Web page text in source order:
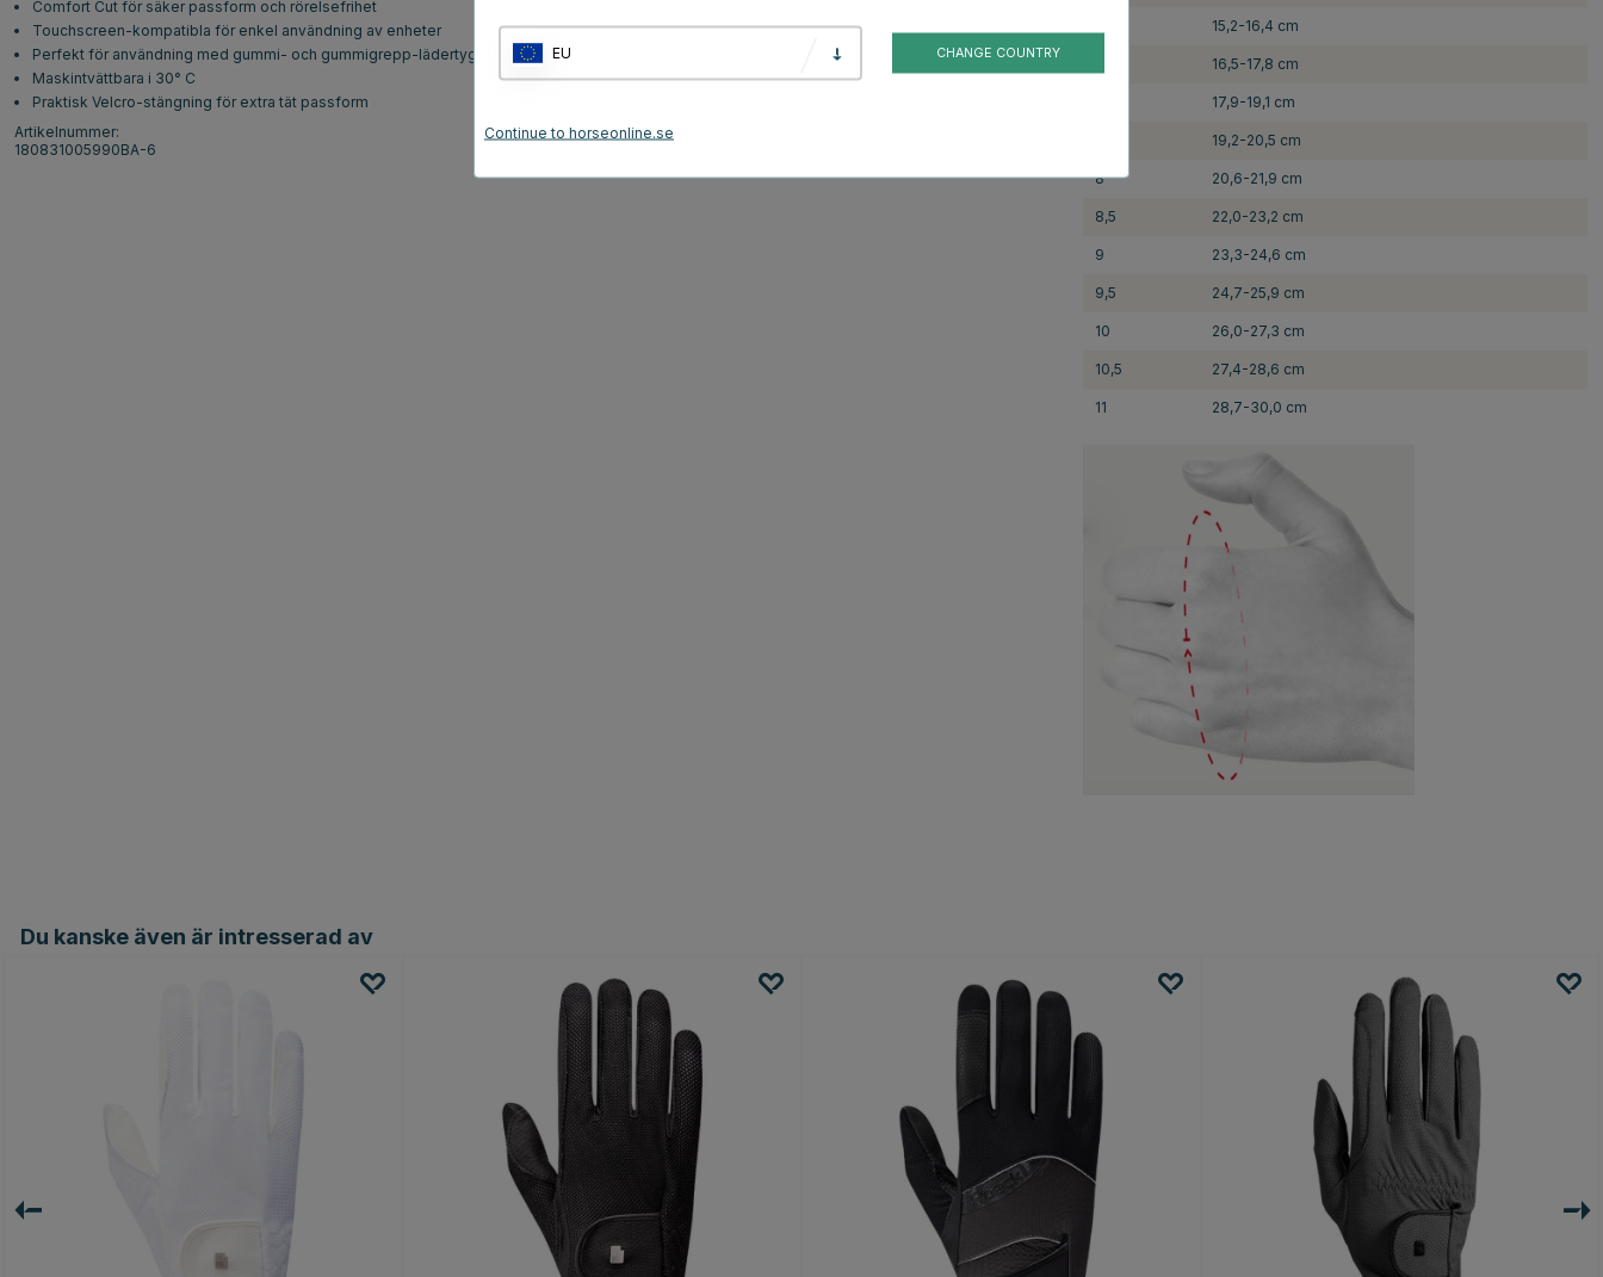
Comfort Cut för säker passform och rörelsefrihet
Touchscreen-kompatibla för enkel användning av enheter
Perfekt för användning med gummi- och gummigrepp-lädertyglar
Maskintvättbara i 30° C
Praktisk Velcro-stängning för extra tät passform
Artikelnummer:
180831005990BA-6
15,2-16,4 cm
16,5-17,8 cm
17,9-19,1 cm
19,2-20,5 cm
8 20,6-21,9 cm
8,5 22,0-23,2 cm
9 23,3-24,6 cm
9,5 24,7-25,9 cm
10 26,0-27,3 cm
10,5 27,4-28,6 cm
11 28,7-30,0 cm
Du kanske även är intresserad av
EU CHANGE COUNTRY
Continue to horseonline.se